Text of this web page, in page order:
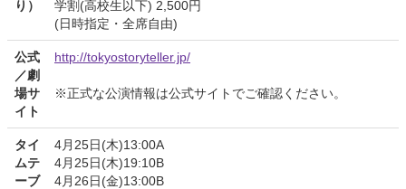
り）
学割(高校生以下) 2,500円
(日時指定・全席自由)
公式
／劇
場サ
イト
http://tokyostoryteller.jp/
※正式な公演情報は公式サイトでご確認ください。
タイ
ムテ
ーブ
4月25日(木)13:00A
4月25日(木)19:10B
4月26日(金)13:00B